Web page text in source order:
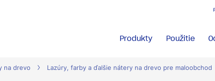
Produkty Použitie
na drevo Lazúry, farby a ďalšie nátery na drevo pre maloobchod